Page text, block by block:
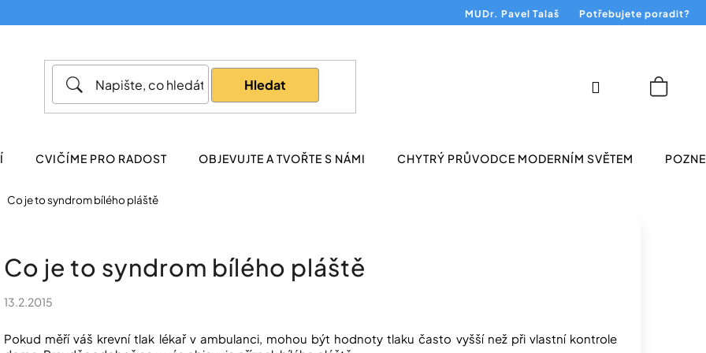
MUDr. Pavel Talaš Potřebujete poradit?
Hledat
CVIČÍME PRO RADOST OBJEVUJTE A TVOŘTE S NÁMI CHYTRÝ PRŮVODCE MODERNÍM SVĚTEM
Přihlášení
Co je to syndrom bílého pláště
Co je to syndrom bílého pláště
13.2.2015
Pokud měří váš krevní tlak lékař v ambulanci, mohou být hodnoty tlaku často vyšší než při vlastní kontrole
Co potřebujete najít?